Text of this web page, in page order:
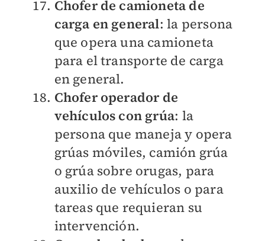
Chofer de camioneta de
carga en general: la persona
que opera una camioneta
para el transporte de carga
en general.
Chofer operador de
vehículos con grúa: la
persona que maneja y opera
grúas móviles, camión grúa
o grúa sobre orugas, para
auxilio de vehículos o para
tareas que requieran su
intervención.